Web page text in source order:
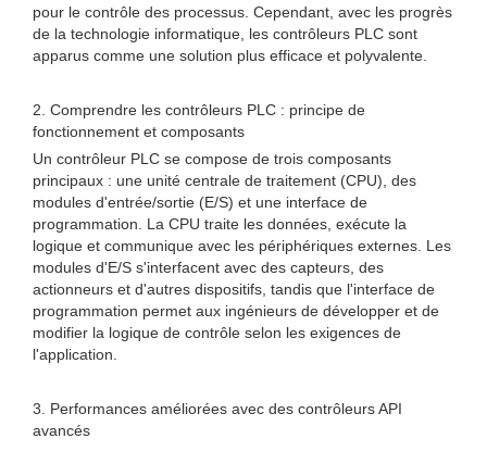
pour le contrôle des processus. Cependant, avec les progrès
de la technologie informatique, les contrôleurs PLC sont
apparus comme une solution plus efficace et polyvalente.
2. Comprendre les contrôleurs PLC : principe de
fonctionnement et composants
Un contrôleur PLC se compose de trois composants
principaux : une unité centrale de traitement (CPU), des
modules d'entrée/sortie (E/S) et une interface de
programmation. La CPU traite les données, exécute la
logique et communique avec les périphériques externes. Les
modules d'E/S s'interfacent avec des capteurs, des
actionneurs et d'autres dispositifs, tandis que l'interface de
programmation permet aux ingénieurs de développer et de
modifier la logique de contrôle selon les exigences de
l'application.
3. Performances améliorées avec des contrôleurs API
avancés